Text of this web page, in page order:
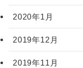
2020年1月
2019年12月
2019年11月